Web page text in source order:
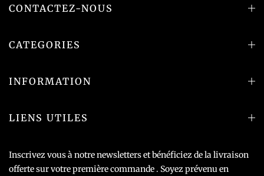
CONTACTEZ-NOUS
CATEGORIES
INFORMATION
LIENS UTILES
Inscrivez vous à notre newsletters et bénéficiez de la livraison
offerte sur votre première commande . Soyez prévenu en